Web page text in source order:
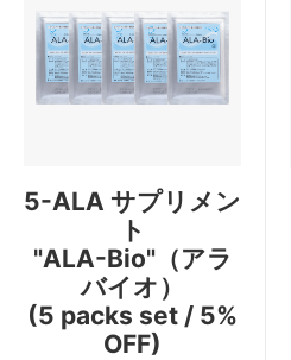
5-ALA サプリメン
ト
"ALA-Bio"（アラ
バイオ）
(5 packs set / 5%
OFF)